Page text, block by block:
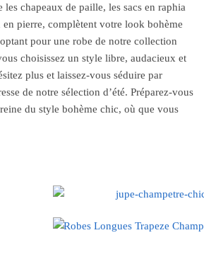
les chapeaux de paille, les sacs en raphia
pierre, complètent votre look bohème
pour une robe de notre collection
choisissez un style libre, audacieux et
plus et laissez-vous séduire par
de notre sélection d’été. Préparez-vous
du style bohème chic, où que vous